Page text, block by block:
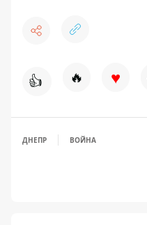
👍 🔥 ♥
ДНЕПР ВОЙНА